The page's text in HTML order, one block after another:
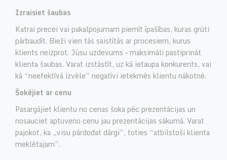
Izraisiet šaubas
Katrai precei vai pakalpojumam piemīt īpašības, kuras grūti
pārbaudīt. Bieži vien tās saistītās ar procesiem, kurus
klients neizprot. Jūsu uzdevums – maksimāli pastiprināt
klienta šaubas. Varat izstāstīt, uz kā ietaupa konkurents, vai
kā “neefektīvā izvēle” negatīvi ietekmēs klientu nākotnē.
Šokējiet ar cenu
Pasargājiet klientu no cenas šoka pēc prezentācijas un
nosauciet aptuveno cenu jau prezentācijas sākumā. Varat
pajokot, ka „visu pārdodat dārgi”, toties “atbilstoši klienta
meklētajam”.